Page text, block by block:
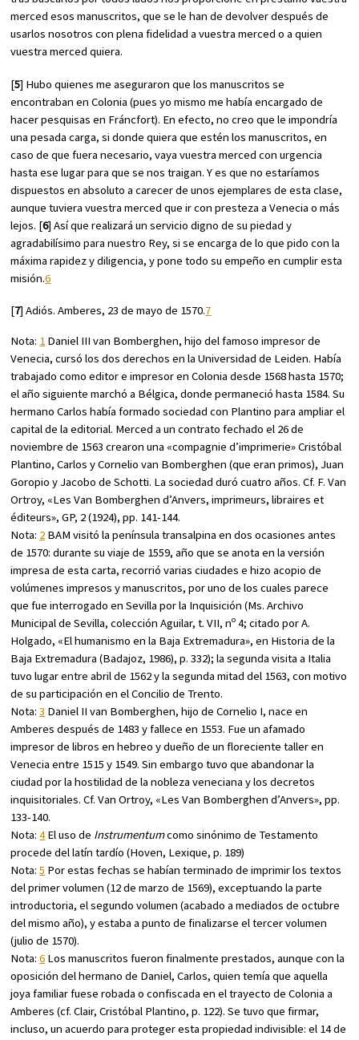
merced esos manuscritos, que se le han de devolver después de
usarlos nosotros con plena fidelidad a vuestra merced o a quien
vuestra merced quiera.
[5] Hubo quienes me aseguraron que los manuscritos se
encontraban en Colonia (pues yo mismo me había encargado de
hacer pesquisas en Fráncfort). En efecto, no creo que le impondría
una pesada carga, si donde quiera que estén los manuscritos, en
caso de que fuera necesario, vaya vuestra merced con urgencia
hasta ese lugar para que se nos traigan. Y es que no estaríamos
dispuestos en absoluto a carecer de unos ejemplares de esta clase,
aunque tuviera vuestra merced que ir con presteza a Venecia o más
lejos. [6] Así que realizará un servicio digno de su piedad y
agradabilísimo para nuestro Rey, si se encarga de lo que pido con la
máxima rapidez y diligencia, y pone todo su empeño en cumplir esta
misión.6
[7] Adiós. Amberes, 23 de mayo de 1570.7
Nota: 1 Daniel III van Bomberghen, hijo del famoso impresor de
Venecia, cursó los dos derechos en la Universidad de Leiden. Había
trabajado como editor e impresor en Colonia desde 1568 hasta 1570;
el año siguiente marchó a Bélgica, donde permaneció hasta 1584. Su
hermano Carlos había formado sociedad con Plantino para ampliar el
capital de la editorial. Merced a un contrato fechado el 26 de
noviembre de 1563 crearon una «compagnie d’imprimerie» Cristóbal
Plantino, Carlos y Cornelio van Bomberghen (que eran primos), Juan
Goropio y Jacobo de Schotti. La sociedad duró cuatro años. Cf. F. Van
Ortroy, «Les Van Bomberghen d’Anvers, imprimeurs, libraires et
éditeurs»,GP, 2 (1924), pp. 141-144.
Nota: 2 BAM visitó la península transalpina en dos ocasiones antes
de 1570: durante su viaje de 1559, año que se anota en la versión
impresa de esta carta, recorrió varias ciudades e hizo acopio de
volúmenes impresos y manuscritos, por uno de los cuales parece
que fue interrogado en Sevilla por la Inquisición (Ms. Archivo
Municipal de Sevilla, colección Aguilar, t. VII, nº 4; citado por A.
Holgado, «El humanismo en la Baja Extremadura», en Historia de la
Baja Extremadura (Badajoz, 1986), p. 332); la segunda visita a Italia
tuvo lugar entre abril de 1562 y la segunda mitad del 1563, con motivo
de su participación en el Concilio de Trento.
Nota:3 Daniel II van Bomberghen, hijo de Cornelio I, nace en
Amberes después de 1483 y fallece en 1553. Fue un afamado
impresor de libros en hebreo y dueño de un floreciente taller en
Venecia entre 1515 y 1549. Sin embargo tuvo que abandonar la
ciudad por la hostilidad de la nobleza veneciana y los decretos
inquisitoriales. Cf. Van Ortroy, «Les Van Bomberghen d’Anvers», pp.
133-140.
Nota:4El uso de Instrumentumcomo sinónimo de Testamento
procede del latín tardío (Hoven, Lexique, p. 189)
Nota:5 Por estas fechas se habían terminado de imprimir los textos
del primer volumen (12 de marzo de 1569), exceptuando la parte
introductoria, el segundo volumen (acabado a mediados de octubre
del mismo año), y estaba a punto de finalizarse el tercer volumen
(julio de 1570).
Nota:6 Los manuscritos fueron finalmente prestados, aunque con la
oposición del hermano de Daniel, Carlos, quien temía que aquella
joya familiar fuese robada o confiscada en el trayecto de Colonia a
Amberes (cf. Clair,Cristóbal Plantino, p. 122). Se tuvo que firmar,
incluso, un acuerdo para proteger esta propiedad indivisible: el 14 de